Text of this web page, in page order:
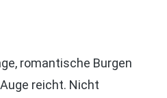
romantische Burgen
reicht. Nicht